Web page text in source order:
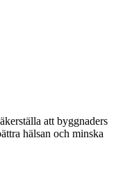
att byggnaders
hälsan och minska